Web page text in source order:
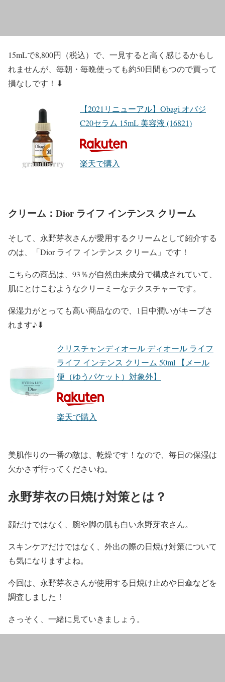
15mLで8,800円（税込） で、一見すると高く感じるかもし
れませんが、毎朝・毎晩使っても約50日間もつので買って
損なしです！⬇︎
【2021リニューアル】Obagi オバジ
C20セラム 15mL 美容液 (16821)
楽天で購入
クリーム：Dior ライフ インテンス クリーム
そして、 永野芽衣さんが愛用するクリームとして紹介する
のは、
「Dior ライフ インテンス クリーム」 です！
こちらの商品は、 93％が自然由来成分で構成されていて、
肌にとけこむようなクリーミーなテクスチャーです。
保湿力がとっても高い商品なので、 1日中潤いがキープさ
れます♪⬇︎
クリスチャンディオール ディオール ライフ
ライフ インテンス クリーム 50ml 【メール
便（ゆうパケット）対象外】
楽天で購入
美肌作りの一番の敵は、 乾燥です！なので、 毎日の保湿は
欠かさず行ってくださいね。
永野芽衣の日焼け対策とは？
顔だけではなく、 腕や脚の肌も白い永野芽衣さん。
スキンケアだけではなく、外出の際の日焼け対策について
も気になりますよね。
今回は、 永野芽衣さんが使用する日焼け止めや日傘などを
調査しました！
さっそく、一緒に見ていきましょう。